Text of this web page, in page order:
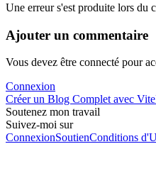
Une erreur s'est produite lors du
Ajouter un commentaire
Vous devez être connecté pour
Connexion
Créer un Blog Complet avec
Soutenez mon travail
Suivez-moi sur
ConnexionSoutienConditions